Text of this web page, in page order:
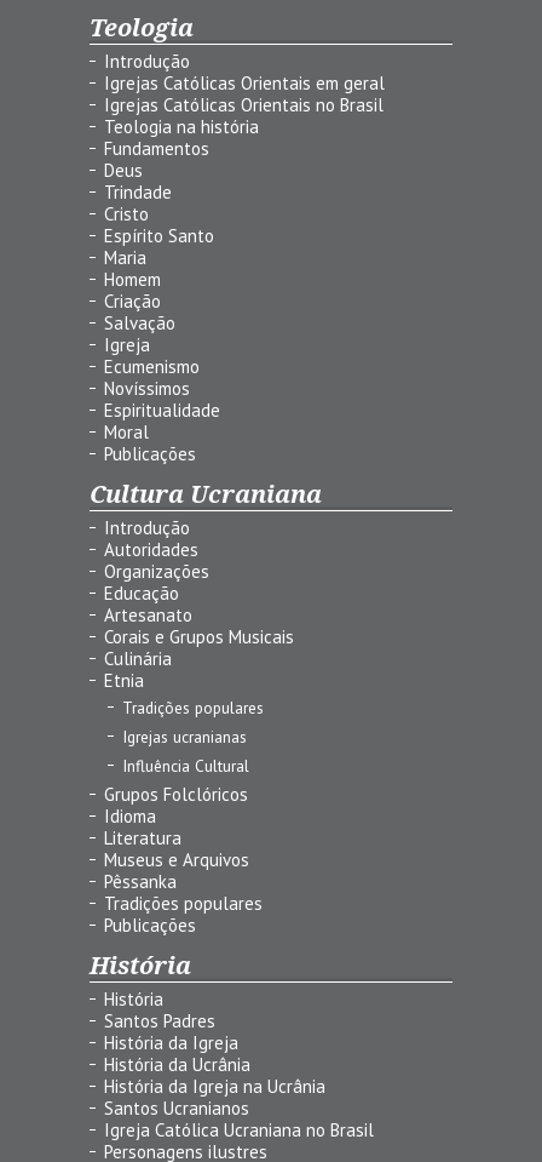
Teologia
Introdução
Igrejas Católicas Orientais em geral
Igrejas Católicas Orientais no Brasil
Teologia na história
Fundamentos
Deus
Trindade
Cristo
Espírito Santo
Maria
Homem
Criação
Salvação
Igreja
Ecumenismo
Novíssimos
Espiritualidade
Moral
Publicações
Cultura Ucraniana
Introdução
Autoridades
Organizações
Educação
Artesanato
Corais e Grupos Musicais
Culinária
Etnia
Tradições populares
Igrejas ucranianas
Influência Cultural
Grupos Folclóricos
Idioma
Literatura
Museus e Arquivos
Pêssanka
Tradições populares
Publicações
História
História
Santos Padres
História da Igreja
História da Ucrânia
História da Igreja na Ucrânia
Santos Ucranianos
Igreja Católica Ucraniana no Brasil
Personagens ilustres